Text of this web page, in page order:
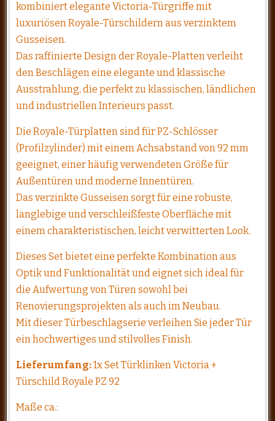
kombiniert elegante Victoria-Türgriffe mit
luxuriösen Royale-Türschildern aus verzinktem
Gusseisen.
Das raffinierte Design der Royale-Platten verleiht
den Beschlägen eine elegante und klassische
Ausstrahlung, die perfekt zu klassischen, ländlichen
und industriellen Interieurs passt.
Die Royale-Türplatten sind für PZ-Schlösser
(Profilzylinder) mit einem Achsabstand von 92 mm
geeignet, einer häufig verwendeten Größe für
Außentüren und moderne Innentüren.
Das verzinkte Gusseisen sorgt für eine robuste,
langlebige und verschleißfeste Oberfläche mit
einem charakteristischen, leicht verwitterten Look.
Dieses Set bietet eine perfekte Kombination aus
Optik und Funktionalität und eignet sich ideal für
die Aufwertung von Türen sowohl bei
Renovierungsprojekten als auch im Neubau.
Mit dieser Türbeschlagserie verleihen Sie jeder Tür
ein hochwertiges und stilvolles Finish.
Lieferumfang:1x Set Türklinken Victoria +
Türschild Royale PZ 92
Maße ca.: